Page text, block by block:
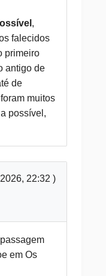
,
falecidos
primeiro
antigo de
de
muitos
possível,
22:32 )
em Os